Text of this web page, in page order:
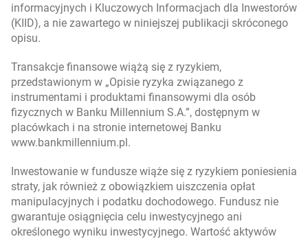
informacyjnych i Kluczowych Informacjach dla Inwestorów
(KIID), a nie zawartego w niniejszej publikacji skróconego
opisu.
Transakcje finansowe wiążą się z ryzykiem,
przedstawionym w „Opisie ryzyka związanego z
instrumentami i produktami finansowymi dla osób
fizycznych w Banku Millennium S.A.”, dostępnym w
placówkach i na stronie internetowej Banku
www.bankmillennium.pl.
Inwestowanie w fundusze wiąże się z ryzykiem poniesienia
straty, jak również z obowiązkiem uiszczenia opłat
manipulacyjnych i podatku dochodowego. Fundusz nie
gwarantuje osiągnięcia celu inwestycyjnego ani
określonego wyniku inwestycyjnego. Wartość aktywów